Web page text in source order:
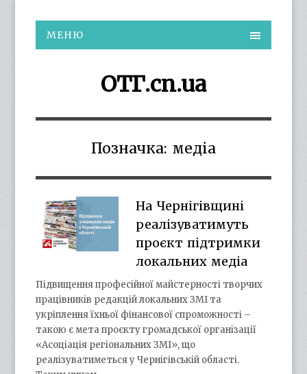
МЕНЮ
ОТГ.cn.ua
Позначка: медіа
На Чернігівщині
реалізуватимуть
проєкт підтримки
локальних медіа
Підвищення професійної майстерності творчих
працівників редакцій локальних ЗМІ та
укріплення їхньої фінансової спроможності –
такою є мета проєкту громадської організації
«Асоціація регіональних ЗМІ», що
реалізуватиметься у Чернігівській області.